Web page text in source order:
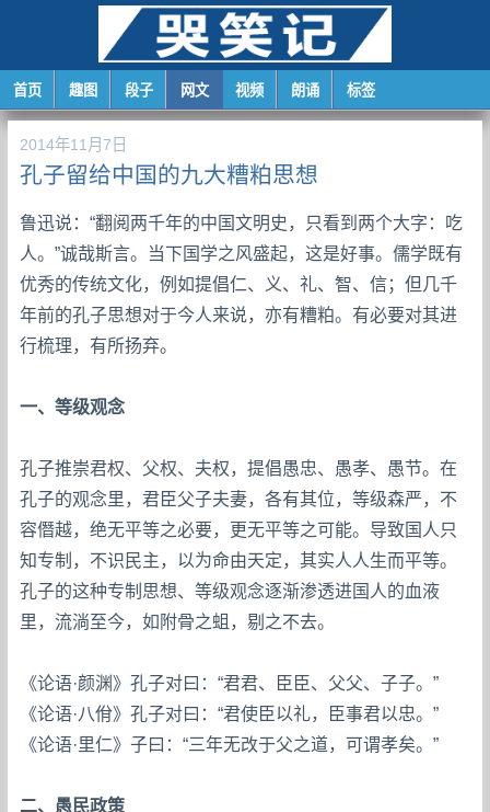
首页 趣图 段子 网文 视频 朗诵 标签
2014年11月7日
孔子留给中国的九大糟粕思想
鲁迅说：“翻阅两千年的中国文明史，只看到两个大字：吃
人。”诚哉斯言。当下国学之风盛起，这是好事。儒学既有
优秀的传统文化，例如提倡仁、义、礼、智、信；但几千
年前的孔子思想对于今人来说，亦有糟粕。有必要对其进
行梳理，有所扬弃。
一、等级观念
孔子推崇君权、父权、夫权，提倡愚忠、愚孝、愚节。在
孔子的观念里，君臣父子夫妻，各有其位，等级森严，不
容僭越，绝无平等之必要，更无平等之可能。导致国人只
知专制，不识民主，以为命由天定，其实人人生而平等。
孔子的这种专制思想、等级观念逐渐渗透进国人的血液
里，流淌至今，如附骨之蛆，剔之不去。
《论语·颜渊》孔子对曰：“君君、臣臣、父父、子子。”
《论语·八佾》孔子对曰：“君使臣以礼，臣事君以忠。”
《论语·里仁》子曰：“三年无改于父之道，可谓孝矣。”
二、愚民政策